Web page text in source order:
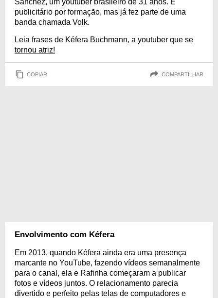
Sanchez, um youtuber brasileiro de 31 anos. É
publicitário por formação, mas já fez parte de uma
banda chamada Volk.
Leia frases de Kéfera Buchmann, a youtuber que se
tornou atriz!
COPIAR COMPARTILHAR
Envolvimento com Kéfera
Em 2013, quando Kéfera ainda era uma presença
marcante no YouTube, fazendo vídeos semanalmente
para o canal, ela e Rafinha começaram a publicar
fotos e vídeos juntos. O relacionamento parecia
divertido e perfeito pelas telas de computadores e